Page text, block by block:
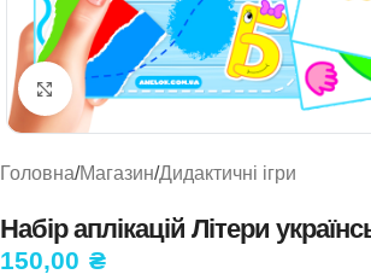
Натисніть, щоб збільшити
Головна/Магазин/Дидактичні ігри
Набір аплікацій Літери
150,00 ₴